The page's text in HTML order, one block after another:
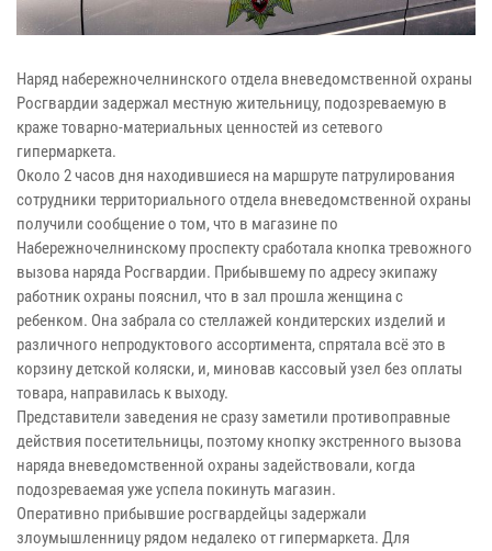
Наряд набережночелнинского отдела вневедомственной охраны
Росгвардии задержал местную жительницу, подозреваемую в
краже товарно-материальных ценностей из сетевого
гипермаркета.
Около 2 часов дня находившиеся на маршруте патрулирования
сотрудники территориального отдела вневедомственной охраны
получили сообщение о том, что в магазине по
Набережночелнинскому проспекту сработала кнопка тревожного
вызова наряда Росгвардии. Прибывшему по адресу экипажу
работник охраны пояснил, что в зал прошла женщина с
ребенком. Она забрала со стеллажей кондитерских изделий и
различного непродуктового ассортимента, спрятала всё это в
корзину детской коляски, и, миновав кассовый узел без оплаты
товара, направилась к выходу.
Представители заведения не сразу заметили противоправные
действия посетительницы, поэтому кнопку экстренного вызова
наряда вневедомственной охраны задействовали, когда
подозреваемая уже успела покинуть магазин.
Оперативно прибывшие росгвардейцы задержали
злоумышленницу рядом недалеко от гипермаркета. Для